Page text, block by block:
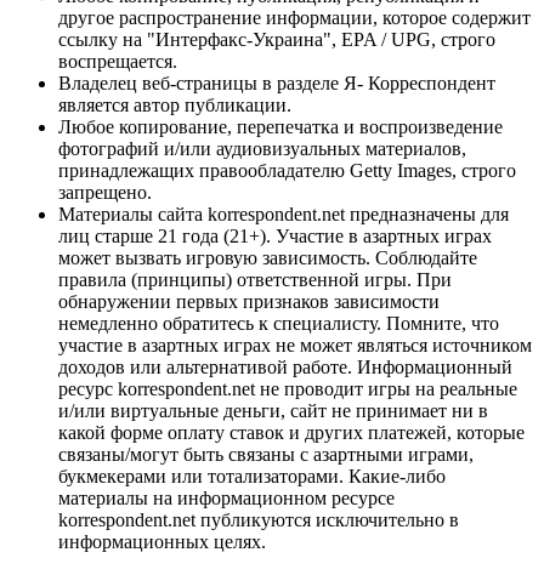
другое распространение информации, которое содержит
ссылку на "Интерфакс-Украина", EPA / UPG, строго
воспрещается.
Владелец веб-страницы в разделе Я- Корреспондент
является автор публикации.
Любое копирование, перепечатка и воспроизведение
фотографий и/или аудиовизуальных материалов,
принадлежащих правообладателю Getty Images, строго
запрещено.
Материалы сайта korrespondent.net предназначены для
лиц старше 21 года (21+). Участие в азартных играх
может вызвать игровую зависимость. Соблюдайте
правила (принципы) ответственной игры. При
обнаружении первых признаков зависимости
немедленно обратитесь к специалисту. Помните, что
участие в азартных играх не может являться источником
доходов или альтернативой работе. Информационный
ресурс korrespondent.net не проводит игры на реальные
и/или виртуальные деньги, сайт не принимает ни в
какой форме оплату ставок и других платежей, которые
связаны/могут быть связаны с азартными играми,
букмекерами или тотализаторами. Какие-либо
материалы на информационном ресурсе
korrespondent.net публикуются исключительно в
информационных целях.